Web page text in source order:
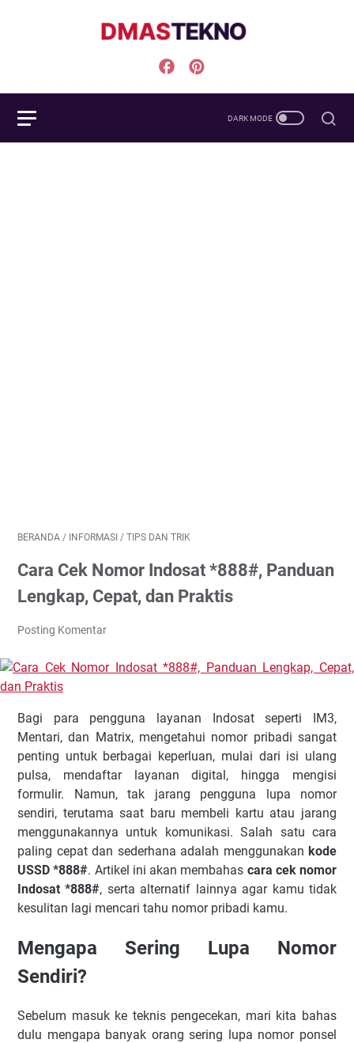
BERANDA / INFORMASI / TIPS DAN TRIK
Cara Cek Nomor Indosat *888#, Panduan
Lengkap, Cepat, dan Praktis
Posting Komentar
Bagi para pengguna layanan Indosat seperti IM3,
Mentari, dan Matrix, mengetahui nomor pribadi sangat
penting untuk berbagai keperluan, mulai dari isi ulang
pulsa, mendaftar layanan digital, hingga mengisi
formulir. Namun, tak jarang pengguna lupa nomor
sendiri, terutama saat baru membeli kartu atau jarang
menggunakannya untuk komunikasi. Salah satu cara
paling cepat dan sederhana adalah menggunakan kode
USSD *888#. Artikel ini akan membahas cara cek nomor
Indosat *888#, serta alternatif lainnya agar kamu tidak
kesulitan lagi mencari tahu nomor pribadi kamu.
Mengapa Sering Lupa Nomor
Sendiri?
Sebelum masuk ke teknis pengecekan, mari kita bahas
dulu mengapa banyak orang sering lupa nomor ponsel